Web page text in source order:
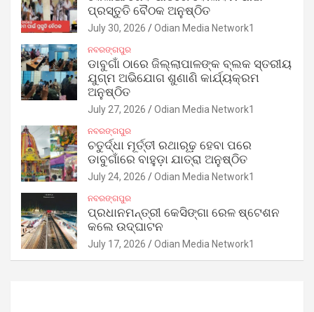
ପ୍ରସ୍ତୁତି ବୈଠକ ଅନୁଷ୍ଠିତ
July 30, 2026 Odian Media Network1
ନବରଙ୍ଗପୁର
ଡାବୁଗାଁ ଠାରେ ଜିଲ୍ଲାପାଳଙ୍କ ବ୍ଲକ ସ୍ତରୀୟ
ଯୁଗ୍ମ ଅଭିଯୋଗ ଶୁଣାଣି କାର୍ଯ୍ୟକ୍ରମ
ଅନୁଷ୍ଠିତ
July 27, 2026 Odian Media Network1
ନବରଙ୍ଗପୁର
ଚତୁର୍ଦ୍ଧା ମୂର୍ତ୍ତୀ ରଥାରୂଢ଼ ହେବା ପରେ
ଡାବୁଗାଁରେ ବାହୁଡ଼ା ଯାତ୍ରା ଅନୁଷ୍ଠିତ
July 24, 2026 Odian Media Network1
ନବରଙ୍ଗପୁର
ପ୍ରଧାନମନ୍ତ୍ରୀ କେସିଙ୍ଗା ରେଳ ଷ୍ଟେଶନ
କଲେ ଉଦ୍‌ଘାଟନ
July 17, 2026 Odian Media Network1